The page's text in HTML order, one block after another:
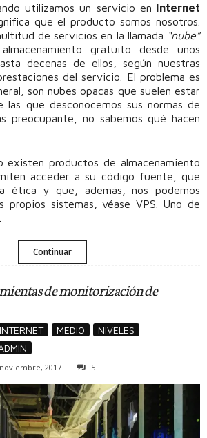
utilizamos un servicio en Internet
que el producto somos nosotros.
de servicios en la llamada “nube”
gratuito desde unos
decenas de ellos, según nuestras
del servicio. El problema es
son nubes opacas que suelen estar
las que desconocemos sus normas de
preocupante, no sabemos qué hacen
existen productos de almacenamiento
acceder a su código fuente, que
ética y que, además, nos podemos
propios sistemas, véase VPS. Uno de
Continuar
de monitorización de
INTERNET MEDIO
NIVELES
2017 5